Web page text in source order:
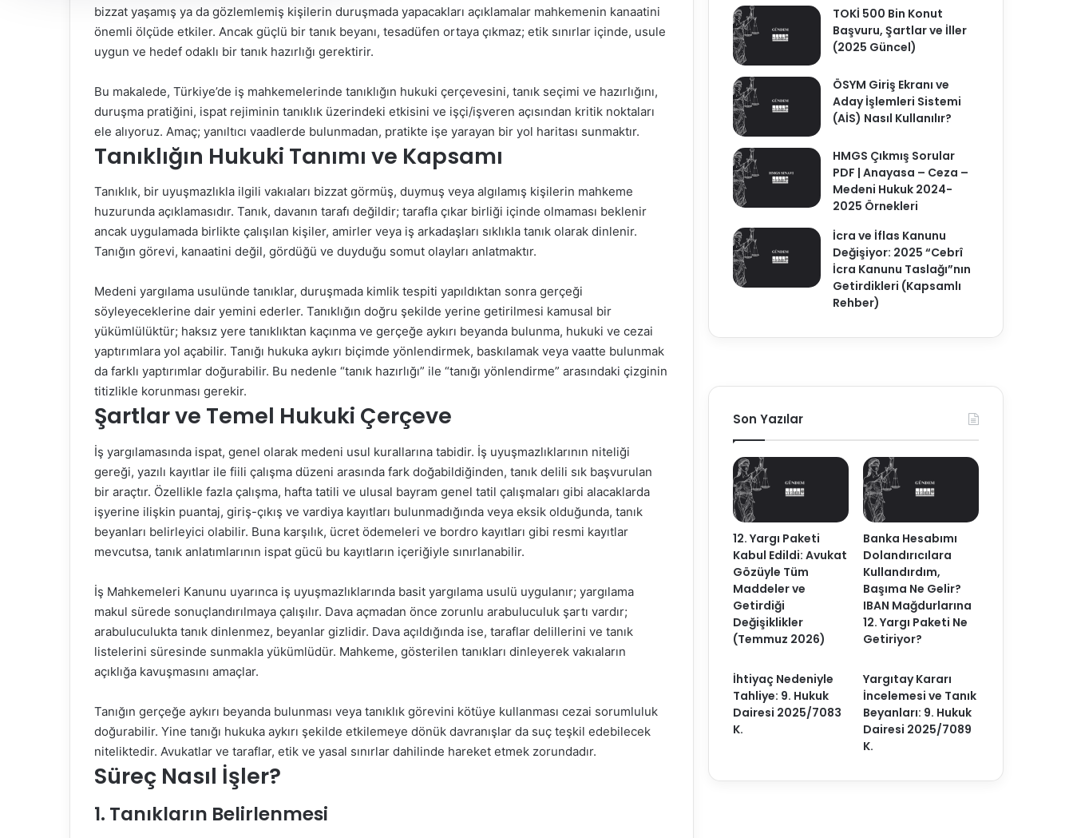
bizzat yaşamış ya da gözlemlemiş kişilerin duruşmada yapacakları açıklamalar mahkemenin kanaatini
önemli ölçüde etkiler. Ancak güçlü bir tanık beyanı, tesadüfen ortaya çıkmaz; etik sınırlar içinde, usule
uygun ve hedef odaklı bir tanık hazırlığı gerektirir.
Bu makalede, Türkiye’de iş mahkemelerinde tanıklığın hukuki çerçevesini, tanık seçimi ve hazırlığını,
duruşma pratiğini, ispat rejiminin tanıklık üzerindeki etkisini ve işçi/işveren açısından kritik noktaları
ele alıyoruz. Amaç; yanıltıcı vaadlerde bulunmadan, pratikte işe yarayan bir yol haritası sunmaktır.
Tanıklığın Hukuki Tanımı ve Kapsamı
Tanıklık, bir uyuşmazlıkla ilgili vakıaları bizzat görmüş, duymuş veya algılamış kişilerin mahkeme
huzurunda açıklamasıdır. Tanık, davanın tarafı değildir; tarafla çıkar birliği içinde olmaması beklenir
ancak uygulamada birlikte çalışılan kişiler, amirler veya iş arkadaşları sıklıkla tanık olarak dinlenir.
Tanığın görevi, kanaatini değil, gördüğü ve duyduğu somut olayları anlatmaktır.
Medeni yargılama usulünde tanıklar, duruşmada kimlik tespiti yapıldıktan sonra gerçeği
söyleyeceklerine dair yemini ederler. Tanıklığın doğru şekilde yerine getirilmesi kamusal bir
yükümlülüktür; haksız yere tanıklıktan kaçınma ve gerçeğe aykırı beyanda bulunma, hukuki ve cezai
yaptırımlara yol açabilir. Tanığı hukuka aykırı biçimde yönlendirmek, baskılamak veya vaatte bulunmak
da farklı yaptırımlar doğurabilir. Bu nedenle “tanık hazırlığı” ile “tanığı yönlendirme” arasındaki çizginin
titizlikle korunması gerekir.
Şartlar ve Temel Hukuki Çerçeve
İş yargılamasında ispat, genel olarak medeni usul kurallarına tabidir. İş uyuşmazlıklarının niteliği
gereği, yazılı kayıtlar ile fiili çalışma düzeni arasında fark doğabildiğinden, tanık delili sık başvurulan
bir araçtır. Özellikle fazla çalışma, hafta tatili ve ulusal bayram genel tatil çalışmaları gibi alacaklarda
işyerine ilişkin puantaj, giriş-çıkış ve vardiya kayıtları bulunmadığında veya eksik olduğunda, tanık
beyanları belirleyici olabilir. Buna karşılık, ücret ödemeleri ve bordro kayıtları gibi resmi kayıtlar
mevcutsa, tanık anlatımlarının ispat gücü bu kayıtların içeriğiyle sınırlanabilir.
İş Mahkemeleri Kanunu uyarınca iş uyuşmazlıklarında basit yargılama usulü uygulanır; yargılama
makul sürede sonuçlandırılmaya çalışılır. Dava açmadan önce zorunlu arabuluculuk şartı vardır;
arabuluculukta tanık dinlenmez, beyanlar gizlidir. Dava açıldığında ise, taraflar delillerini ve tanık
listelerini süresinde sunmakla yükümlüdür. Mahkeme, gösterilen tanıkları dinleyerek vakıaların
açıklığa kavuşmasını amaçlar.
Tanığın gerçeğe aykırı beyanda bulunması veya tanıklık görevini kötüye kullanması cezai sorumluluk
doğurabilir. Yine tanığı hukuka aykırı şekilde etkilemeye dönük davranışlar da suç teşkil edebilecek
niteliktedir. Avukatlar ve taraflar, etik ve yasal sınırlar dahilinde hareket etmek zorundadır.
Süreç Nasıl İşler?
1. Tanıkların Belirlenmesi
TOKİ 500 Bin Konut
Başvuru, Şartlar ve İller
(2025 Güncel)
ÖSYM Giriş Ekranı ve
Aday İşlemleri Sistemi
(AİS) Nasıl Kullanılır?
HMGS Çıkmış Sorular
PDF | Anayasa – Ceza –
Medeni Hukuk 2024-
2025 Örnekleri
İcra ve İflas Kanunu
Değişiyor: 2025 “Cebrî
İcra Kanunu Taslağı”nın
Getirdikleri (Kapsamlı
Rehber)
Son Yazılar
12. Yargı Paketi
Kabul Edildi: Avukat
Gözüyle Tüm
Maddeler ve
Getirdiği
Değişiklikler
(Temmuz 2026)
Banka Hesabımı
Dolandırıcılara
Kullandırdım,
Başıma Ne Gelir?
IBAN Mağdurlarına
12. Yargı Paketi Ne
Getiriyor?
İhtiyaç Nedeniyle
Tahliye: 9. Hukuk
Dairesi 2025/7083
K.
Yargıtay Kararı
İncelemesi ve Tanık
Beyanları: 9. Hukuk
Dairesi 2025/7089
K.